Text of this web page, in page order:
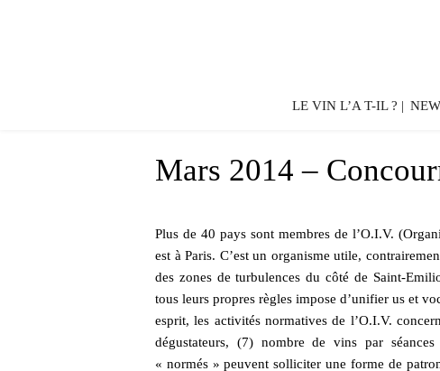
LE VIN L’A T-IL ?
Mars 2014 –
Plus de 40 pays sont membres de l’O.I.V.
est à Paris. C’est un organisme utile,
des zones de turbulences du côté de Saint-
tous leurs propres règles impose d’unifier us et
esprit, les activités normatives de l’O.I.V.
dégustateurs, (7) nombre de vins par
« normés » peuvent solliciter une forme de